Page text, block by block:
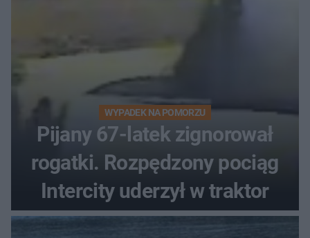
WYPADEK NA POMORZU
Pijany 67-latek zignorował
rogatki. Rozpędzony pociąg
Intercity uderzył w traktor